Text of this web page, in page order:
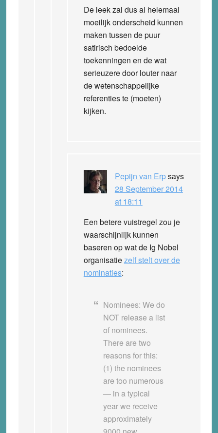
De leek zal dus al helemaal
moeilijk onderscheid kunnen
maken tussen de puur
satirisch bedoelde
toekenningen en de wat
serieuzere door louter naar
de wetenschappelijke
referenties te (moeten)
kijken.
Pepijn van Erpsays
28 September 2014
at 18:11
Een betere vuistregel zou je
waarschijnlijk kunnen
baseren op wat de Ig Nobel
organisatiezelf stelt over de
nominaties:
Nominees: We do
NOT release a list
of nominees.
There are two
reasons for this:
(1) the nominees
are too numerous
— in a typical
year we receive
approximately